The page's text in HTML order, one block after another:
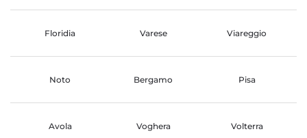
Floridia Varese Viareggio
Noto Bergamo Pisa
Avola Voghera Volterra